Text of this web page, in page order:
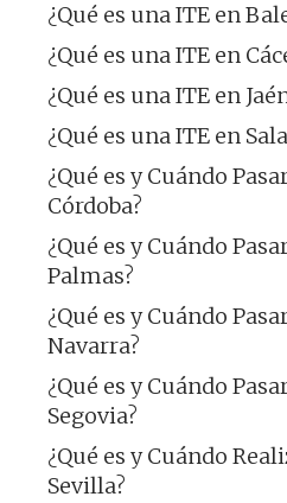
¿Qué es una ITE en
¿Qué es una ITE en
¿Qué es una ITE en
¿Qué es una ITE en
¿Qué es y Cuándo
Córdoba?
¿Qué es y Cuándo
Palmas?
¿Qué es y Cuándo
Navarra?
¿Qué es y Cuándo
Segovia?
¿Qué es y Cuándo
Sevilla?